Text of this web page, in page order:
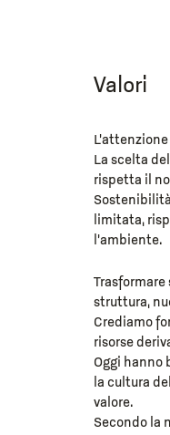
Valori
La scelta
rispetta il
limitata,
l’ambiente.
Trasformare
struttura,
Crediamo
risorse
Oggi hanno
la cultura
valore.
Secondo la